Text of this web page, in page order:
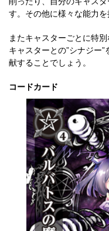
す。その他に様々な能力
またキャスターごとに特別
キャスターとの”シナジー
献することでしょう。
コードカード